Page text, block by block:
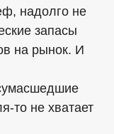
надолго не
запасы
на рынок. И
то не хватает